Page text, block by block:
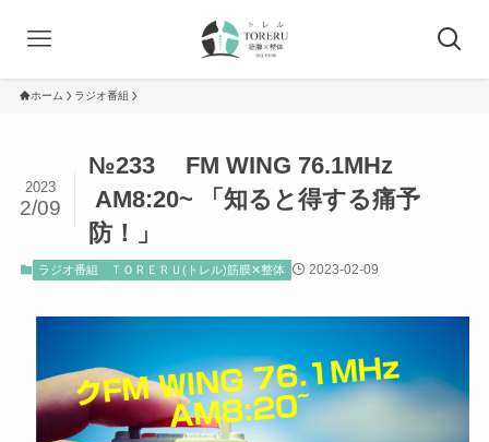
ホーム ラジオ番組
№233 FM WING 76.1MHz
AM8:20~ 「知ると得する痛予
防！」
2023
2/09
ラジオ番組 ＴＯＲＥＲＵ(トレル)筋膜✕整体 2023-02-09